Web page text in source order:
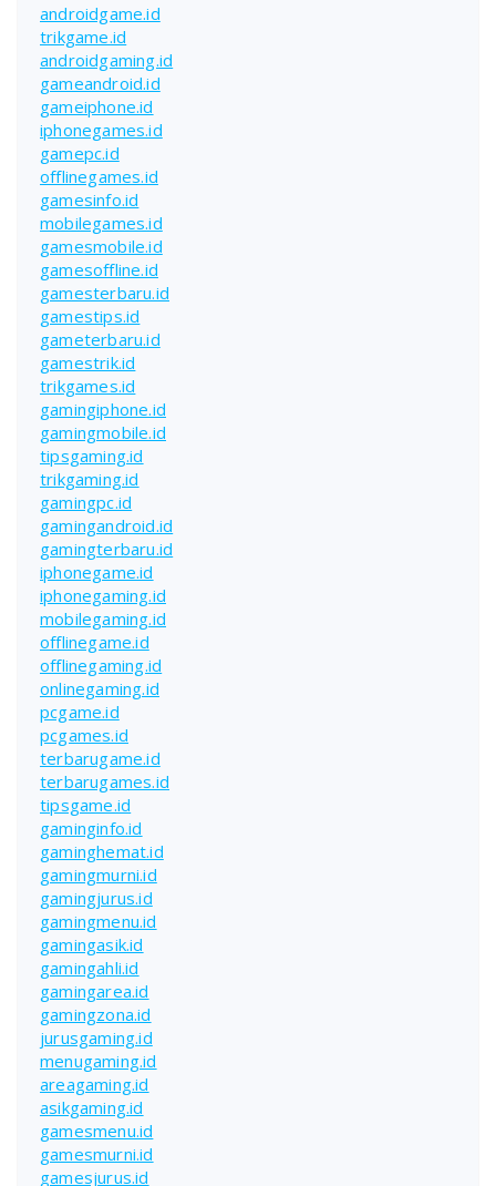
androidgame.id
trikgame.id
androidgaming.id
gameandroid.id
gameiphone.id
iphonegames.id
gamepc.id
offlinegames.id
gamesinfo.id
mobilegames.id
gamesmobile.id
gamesoffline.id
gamesterbaru.id
gamestips.id
gameterbaru.id
gamestrik.id
trikgames.id
gamingiphone.id
gamingmobile.id
tipsgaming.id
trikgaming.id
gamingpc.id
gamingandroid.id
gamingterbaru.id
iphonegame.id
iphonegaming.id
mobilegaming.id
offlinegame.id
offlinegaming.id
onlinegaming.id
pcgame.id
pcgames.id
terbarugame.id
terbarugames.id
tipsgame.id
gaminginfo.id
gaminghemat.id
gamingmurni.id
gamingjurus.id
gamingmenu.id
gamingasik.id
gamingahli.id
gamingarea.id
gamingzona.id
jurusgaming.id
menugaming.id
areagaming.id
asikgaming.id
gamesmenu.id
gamesmurni.id
gamesjurus.id